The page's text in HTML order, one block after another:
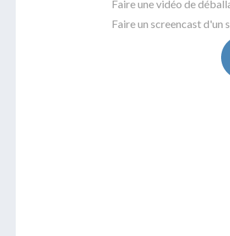
Faire une vidéo de
Faire un screencast d'un